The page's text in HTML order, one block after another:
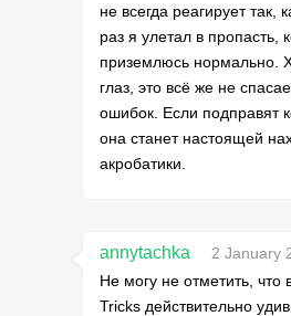
не всегда реагирует так,
раз я улетал в пропасть,
приземлюсь нормально.
глаз, это всё же не
ошибок. Если подправят
она станет настоящей
акробатики.
annytachka
2 January
Не могу не отметить, что
Tricks действительно